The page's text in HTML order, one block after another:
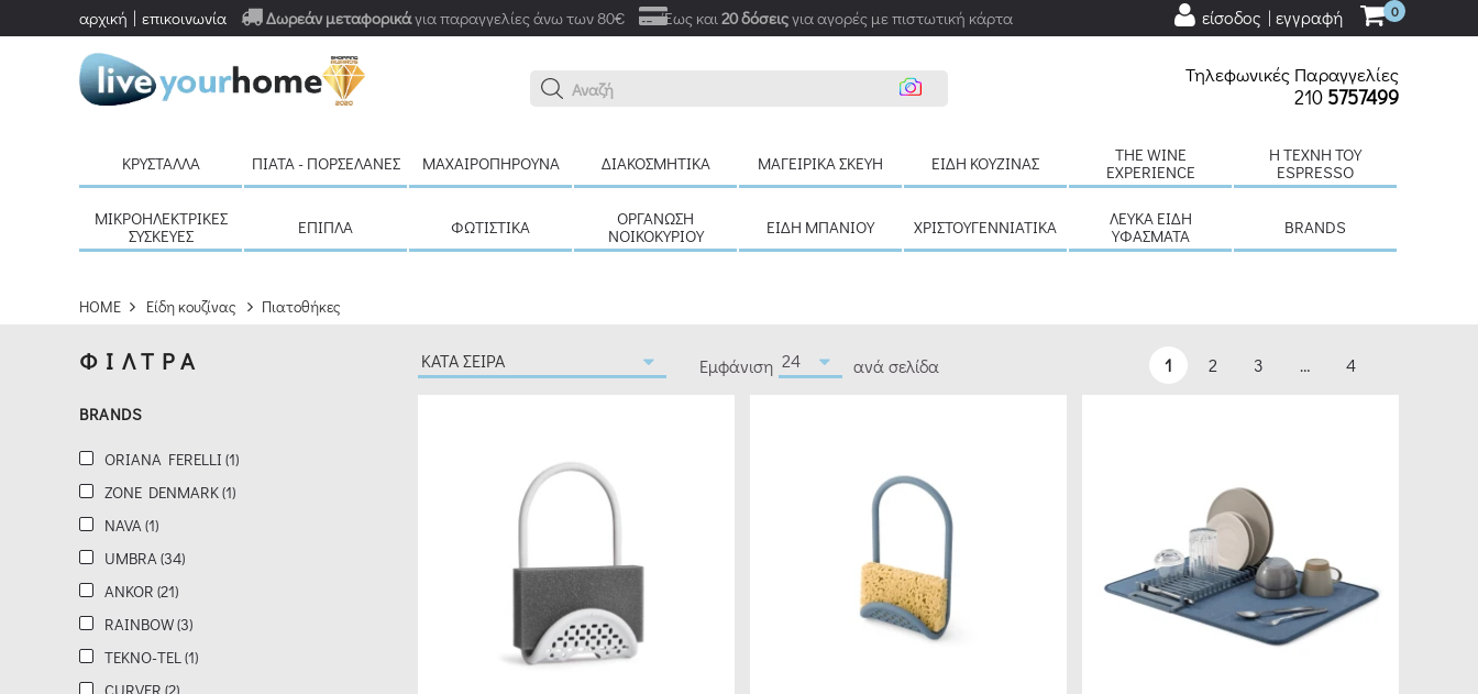
Δωρεάν μεταφορικάγια παραγγελίες άνω των 80€ Έως και20 δόσειςγια αγορές με πιστωτική κάρτα
αρχική επικοινωνία 0
είσοδος | εγγραφή
Αναζήτηση εδώ
Τηλεφωνικές Παραγγελίες
210 5757499
ΚΡΎΣΤΑΛΛΑ ΠΙΆΤΑ - ΠΟΡΣΕΛΆΝΕΣ ΜΑΧΑΙΡΟΠΉΡΟΥΝΑ ΔΙΑΚΟΣΜΗΤΙΚΆ ΜΑΓΕΙΡΙΚΆ ΣΚΕΎΗ ΕΊΔΗ ΚΟΥΖΊΝΑΣ
THE WINE
EXPERIENCE
H ΤΈΧΝΗ ΤΟΥ
ESPRESSO
ΜΙΚΡΟΗΛΕΚΤΡΙΚΈΣ
ΣΥΣΚΕΥΈΣ
ΈΠΙΠΛΑ ΦΩΤΙΣΤΙΚΆ
ΟΡΓΆΝΩΣΗ
ΝΟΙΚΟΚΥΡΙΟΎ
ΕΊΔΗ ΜΠΆΝΙΟΥ ΧΡΙΣΤΟΥΓΕΝΝΙΆΤΙΚΑ
ΛΕΥΚΆ ΕΊΔΗ
ΥΦΆΣΜΑΤΑ
BRANDS
HOME Είδη κουζίνας Πιατοθήκες
ΦΙΛΤΡΑ
BRANDS
ORIANA FERELLI (1)
ZONE DENMARK (1)
NAVA (1)
UMBRA (34)
ANKOR (21)
RAINBOW (3)
TEKNO-TEL (1)
Εμφάνιση ανά σελίδα 1 2 3 … 4
ΚΑΘΑΡΙΣΜΟΣ
ΦΙΛΤΡΑ